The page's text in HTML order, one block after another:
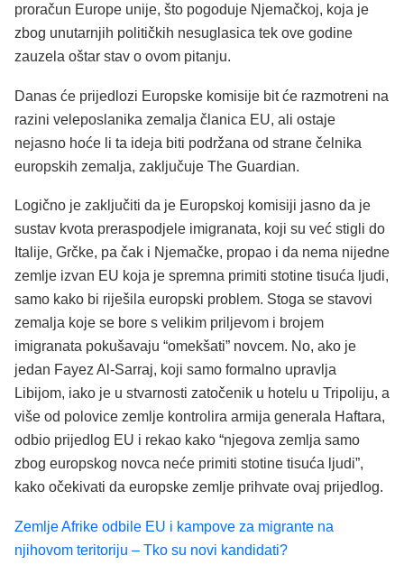
proračun Europe unije, što pogoduje Njemačkoj, koja je
zbog unutarnjih političkih nesuglasica tek ove godine
zauzela oštar stav o ovom pitanju.
Danas će prijedlozi Europske komisije bit će razmotreni na
razini veleposlanika zemalja članica EU, ali ostaje
nejasno hoće li ta ideja biti podržana od strane čelnika
europskih zemalja, zaključuje The Guardian.
Logično je zaključiti da je Europskoj komisiji jasno da je
sustav kvota preraspodjele imigranata, koji su već stigli do
Italije, Grčke, pa čak i Njemačke, propao i da nema nijedne
zemlje izvan EU koja je spremna primiti stotine tisuća ljudi,
samo kako bi riješila europski problem. Stoga se stavovi
zemalja koje se bore s velikim priljevom i brojem
imigranata pokušavaju “omekšati” novcem. No, ako je
jedan Fayez Al-Sarraj, koji samo formalno upravlja
Libijom, iako je u stvarnosti zatočenik u hotelu u Tripoliju, a
više od polovice zemlje kontrolira armija generala Haftara,
odbio prijedlog EU i rekao kako “njegova zemlja samo
zbog europskog novca neće primiti stotine tisuća ljudi”,
kako očekivati da europske zemlje prihvate ovaj prijedlog.
Zemlje Afrike odbile EU i kampove za migrante na
njihovom teritoriju – Tko su novi kandidati?